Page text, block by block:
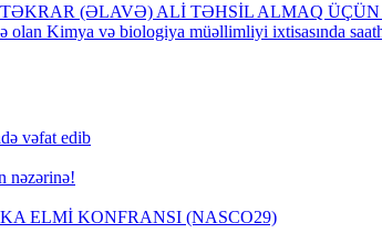
(ƏLAVƏ) ALİ TƏHSİL ALMAQ
Kimya və biologiya müəllimliyi ixtisasında
vəfat edib
nəzərinə!
ELMİ KONFRANSI (NASCO29)